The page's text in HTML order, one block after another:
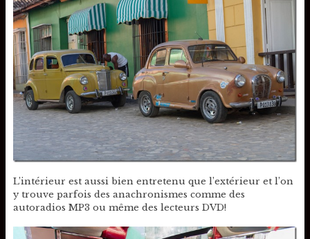
L’intérieur est aussi bien entretenu que l’extérieur et l’on
y trouve parfois des anachronismes comme des
autoradios MP3 ou même des lecteurs DVD!